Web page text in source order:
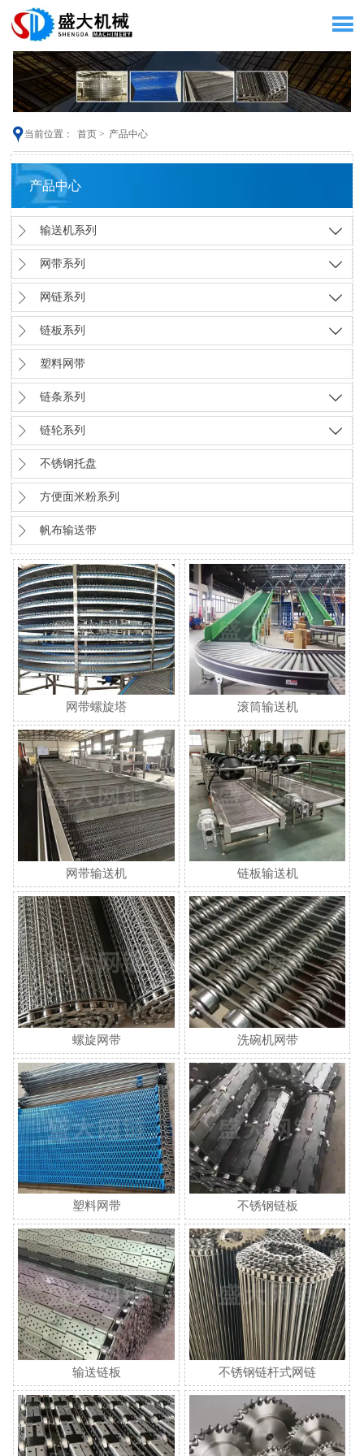

当前位置： 首页 > 产品中心
产品中心
 输送机系列 
 网带系列 
 网链系列 
 链板系列 
 塑料网带
 链条系列 
 链轮系列 
 不锈钢托盘
 方便面米粉系列
 帆布输送带
网带螺旋塔 滚筒输送机
网带输送机 链板输送机
螺旋网带 洗碗机网带
塑料网带 不锈钢链板
输送链板 不锈钢链杆式网链